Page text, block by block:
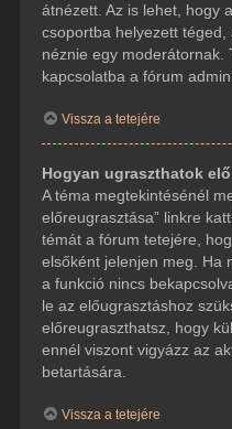
átnézett. Az is lehet, hogy
csoportba helyezett
néznie egy moderátornak.
kapcsolatba a fórum
Vissza a tetejére
Hogyan ugraszthatok
A téma megtekintésénél
előreugrasztása” linkre
témát a fórum tetejére,
elsőként jelenjen meg. Ha
a funkció nincs
le az előugrasztáshoz
előreugraszthatsz, hogy
ennél viszont vigyázz az
betartására.
Vissza a tetejére